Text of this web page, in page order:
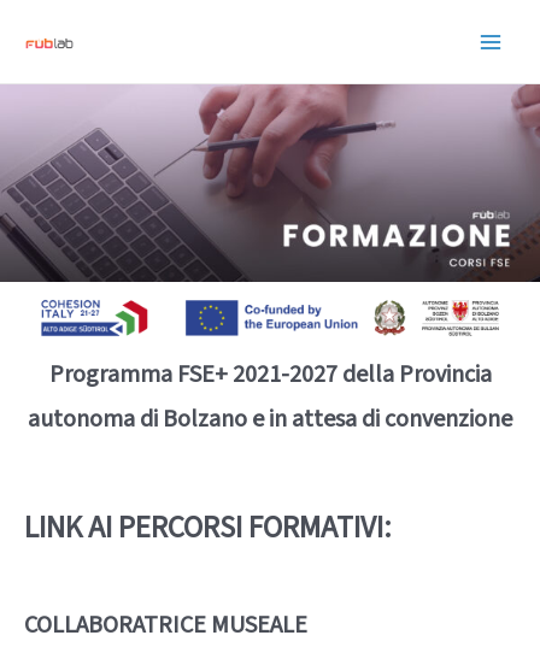
contenuto
Menu
Programma FSE+ 2021-2027 della Provincia
autonoma di Bolzano e in attesa di convenzione
LINK AI PERCORSI FORMATIVI:
COLLABORATRICE MUSEALE